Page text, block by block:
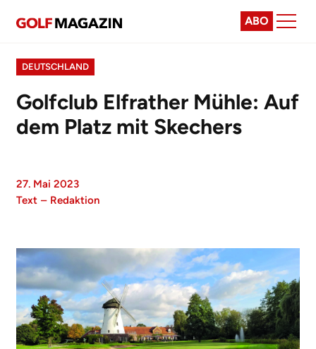
ABO
DEUTSCHLAND
Golfclub Elfrather Mühle: Auf
dem Platz mit Skechers
27. Mai 2023
Text – Redaktion